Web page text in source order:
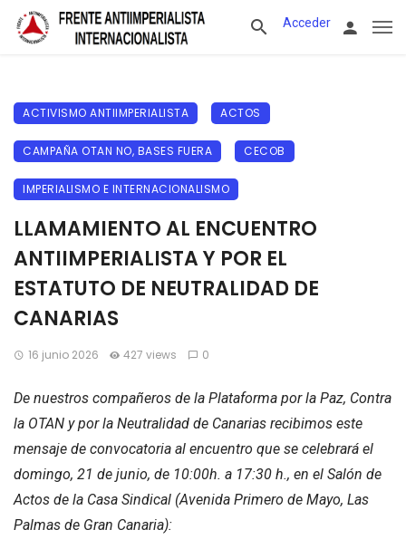
Acceder
ACTIVISMO ANTIIMPERIALISTA ACTOS
CAMPAÑA OTAN NO, BASES FUERA CECOB
IMPERIALISMO E INTERNACIONALISMO
LLAMAMIENTO AL ENCUENTRO
ANTIIMPERIALISTA Y POR EL
ESTATUTO DE NEUTRALIDAD DE
CANARIAS
16 junio 2026 427 views 0
De nuestros compañeros de la Plataforma por la Paz, Contra
la OTAN y por la Neutralidad de Canarias recibimos este
mensaje de convocatoria al encuentro que se celebrará el
domingo, 21 de junio, de 10:00h. a 17:30 h., en el Salón de
Actos de la Casa Sindical (Avenida Primero de Mayo, Las
Palmas de Gran Canaria):